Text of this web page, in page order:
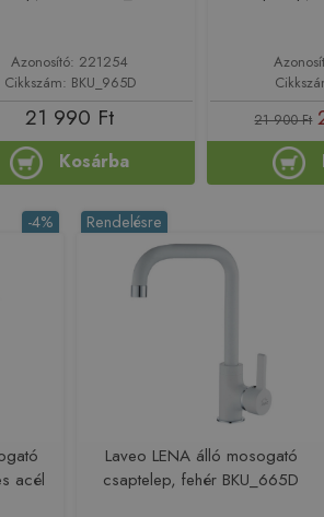
Azonosító: 221254
Cikkszám: BKU_965D
21 990 Ft
Kosárba
21 900 Ft
-4%
acél
Rendelésre
Laveo LENA álló mosogató
csaptelep, fehér BKU_665D